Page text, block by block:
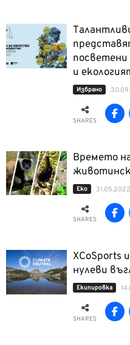
и
Избрано
SHARES
Времето
Еко 31.05.2022
SHARES
XCoSports
нулеви
Екипировка
SHARES